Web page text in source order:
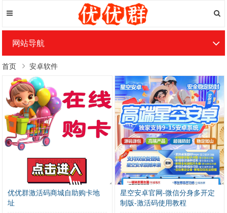
网站导航
首页 安卓软件
优优群激活码商城自助购卡地
址
星空安卓官网-微信分身多开定
制版-激活码使用教程